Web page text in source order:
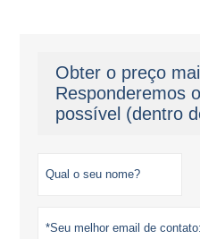
Obter o preço
Responderemos
possível (dentro